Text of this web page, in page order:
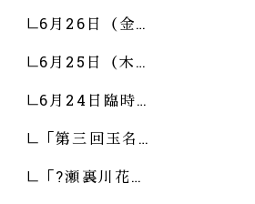
6月26日（金…
6月25日（木…
6月24日臨時…
「第三回玉名…
「?瀬裏川花…